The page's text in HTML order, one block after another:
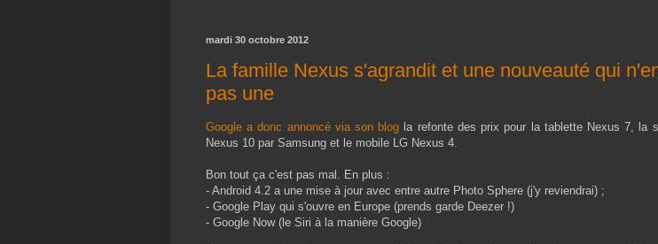
mardi 30 octobre 2012
La famille Nexus s'agrandit et une nouveauté qui
pas une
Google a donc annoncé via son blog la refonte des prix pour la tablette Nexus 7, la
Nexus 10 par Samsung et le mobile LG Nexus 4.
Bon tout ça c'est pas mal. En plus :
- Android 4.2 a une mise à jour avec entre autre Photo Sphere (j'y reviendrai) ;
- Google Play qui s'ouvre en Europe (prends garde Deezer !)
- Google Now (le Siri à la manière Google)